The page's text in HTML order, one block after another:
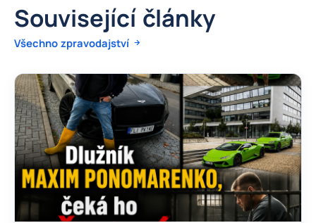
Související články
Všechno zpravodajství